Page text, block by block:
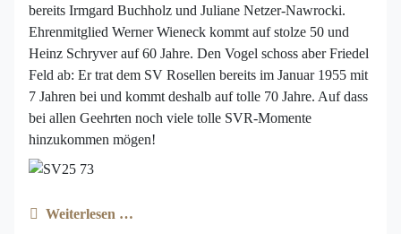
bereits Irmgard Buchholz und Juliane Netzer-Nawrocki.
Ehrenmitglied Werner Wieneck kommt auf stolze 50 und
Heinz Schryver auf 60 Jahre. Den Vogel schoss aber Friedel
Feld ab: Er trat dem SV Rosellen bereits im Januar 1955 mit
7 Jahren bei und kommt deshalb auf tolle 70 Jahre. Auf dass
bei allen Geehrten noch viele tolle SVR-Momente
hinzukommen mögen!
Weiterlesen …